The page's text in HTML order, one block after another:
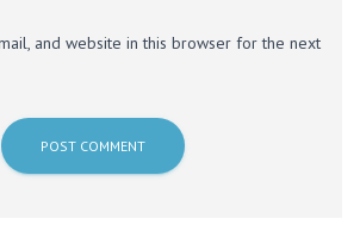
and website in this browser for the next